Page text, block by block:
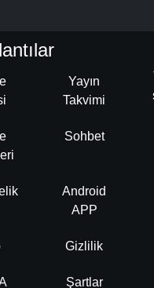
Yayın
Takvimi
Sohbet
Android
APP
Gizlilik
Şartlar